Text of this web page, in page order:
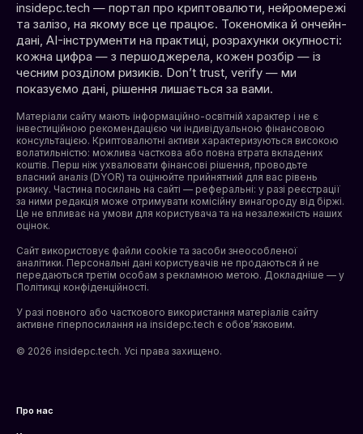
insidepc.tech — портал про криптовалюти, нейромережі
та залізо, на якому все це працює. Токеноміка й ончейн-
дані, AI-інструменти на практиці, розрахунки окупності:
кожна цифра — з першоджерела, кожен розбір — із
чесним розділом ризиків. Don’t trust, verify — ми
показуємо дані, рішення лишається за вами.
Матеріали сайту мають інформаційно-освітній характер і не є
інвестиційною рекомендацією чи індивідуальною фінансовою
консультацією. Криптовалютні активи характеризуються високою
волатильністю: можлива часткова або повна втрата вкладених
коштів. Перш ніж ухвалювати фінансові рішення, проводьте
власний аналіз (DYOR) та оцінюйте прийнятний для вас рівень
ризику. Частина посилань на сайті — реферальні: у разі реєстрації
за ними редакція може отримувати комісійну винагороду від біржі.
Це не впливає на умови для користувача та на незалежність наших
оцінок.
Сайт використовує файли cookie та засоби знеособленої
аналітики. Персональні дані користувачів не продаються й не
передаються третім особам з рекламною метою. Докладніше — у
Політикці конфіденційності.
У разі повного або часткового використання матеріалів сайту
активне гіперпосилання на insidepc.tech є обов’язковим.
© 2026 insidepc.tech. Усі права захищено.
Про нас